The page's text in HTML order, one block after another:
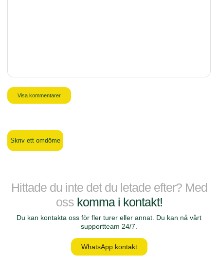
Visa kommentarer
Skriv ett omdöme
Hittade du inte det du letade efter? Med
oss komma i kontakt!
Du kan kontakta oss för fler turer eller annat. Du kan nå vårt
supportteam 24/7.
WhatsApp kontakt